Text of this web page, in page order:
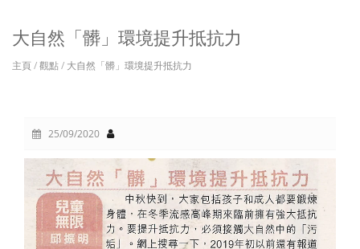
大自然「髒」環境提升抵抗力
主頁/觀點/ 大自然「髒」環境提升抵抗力
25/09/2020